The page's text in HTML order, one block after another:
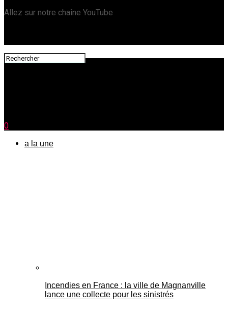
Allez sur notre chaîne YouTube
0
a la une
Incendies en France : la ville de Magnanville
lance une collecte pour les sinistrés